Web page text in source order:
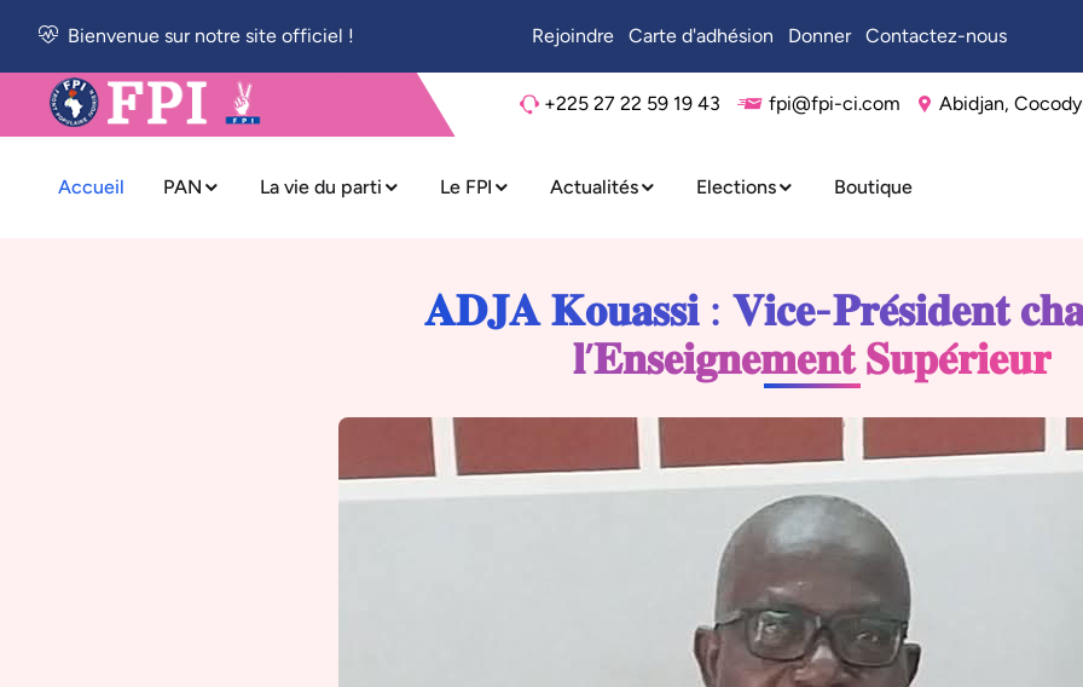
Bienvenue sur notre site officiel ! Rejoindre Carte d'adhésion Donner Contactez-nous
+225 27 22 59 19 43 fpi@fpi-ci.com Abidjan,
Accueil PAN La vie du parti Le FPI Actualités Elections Boutique
𝐀𝐃𝐉𝐀 𝐊𝐨𝐮𝐚𝐬𝐬𝐢 : 𝐕𝐢𝐜𝐞-𝐏𝐫𝐞́𝐬𝐢𝐝𝐞𝐧𝐭
𝐥’𝐄𝐧𝐬𝐞𝐢𝐠𝐧𝐞𝐦𝐞𝐧𝐭 𝐒𝐮𝐩𝐞́𝐫𝐢𝐞𝐮𝐫